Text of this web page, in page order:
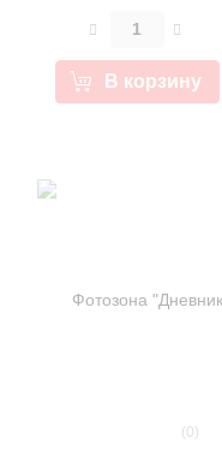
В корзину
(0)